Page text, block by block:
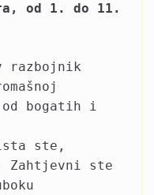
od 1. do 11.
bogatih i
ste,
Zahtjevni ste